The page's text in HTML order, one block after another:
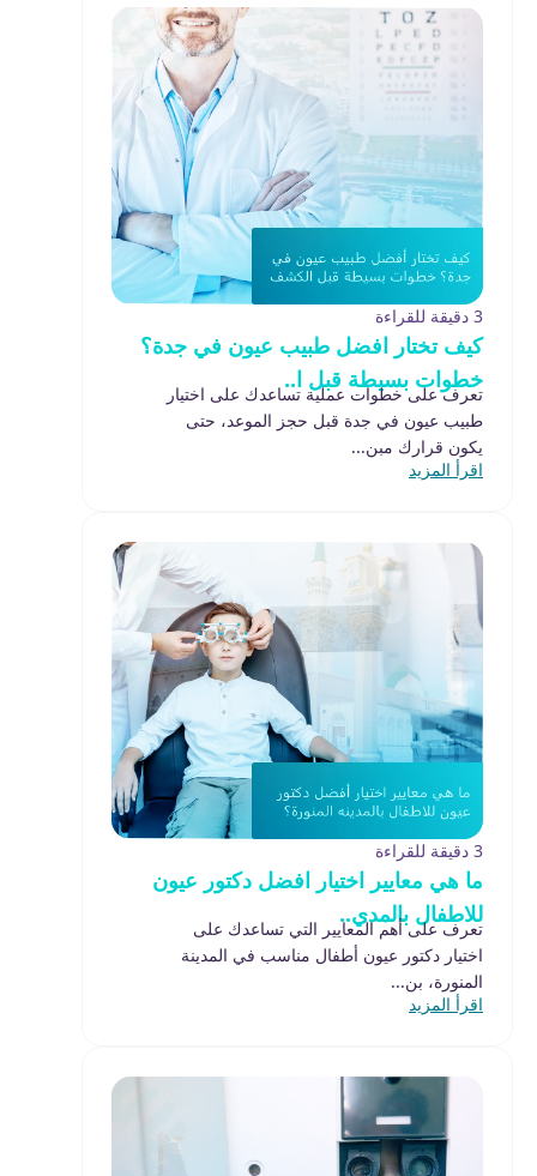
3 دقيقة للقراءة
كيف تختار افضل طبيب عيون في جدة؟
خطوات بسيطة قبل ا..
تعرف على خطوات عملية تساعدك على اختيار
طبيب عيون في جدة قبل حجز الموعد، حتى
يكون قرارك مبن...
اقرأ المزيد
3 دقيقة للقراءة
ما هي معايير اختيار افضل دكتور عيون
للاطفال بالمدي..
تعرف على أهم المعايير التي تساعدك على
اختيار دكتور عيون أطفال مناسب في المدينة
المنورة، بن...
اقرأ المزيد